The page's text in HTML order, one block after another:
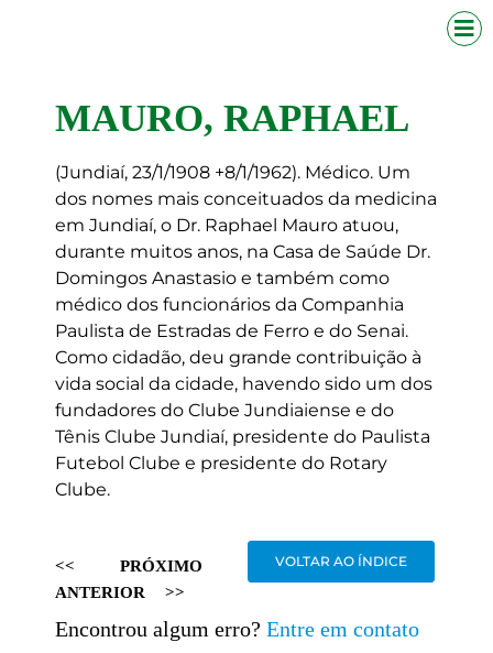
MAURO, RAPHAEL
(Jundiaí, 23/1/1908 +8/1/1962). Médico. Um
dos nomes mais conceituados da medicina
em Jundiaí, o Dr. Raphael Mauro atuou,
durante muitos anos, na Casa de Saúde Dr.
Domingos Anastasio e também como
médico dos funcionários da Companhia
Paulista de Estradas de Ferro e do Senai.
Como cidadão, deu grande contribuição à
vida social da cidade, havendo sido um dos
fundadores do Clube Jundiaiense e do
Tênis Clube Jundiaí, presidente do Paulista
Futebol Clube e presidente do Rotary
Clube.
<<
ANTERIOR
PRÓXIMO
>>
VOLTAR AO ÍNDICE
Encontrou algum erro? Entre em contato